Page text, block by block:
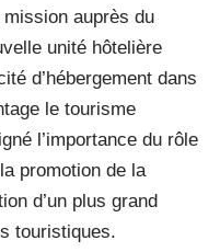
auprès du
unité hôtelière
d’hébergement dans
le tourisme
l’importance du rôle
promotion de la
d’un plus grand
touristiques.